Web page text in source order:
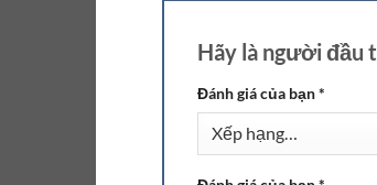
Hãy là người đầu
Đánh giá của bạn*